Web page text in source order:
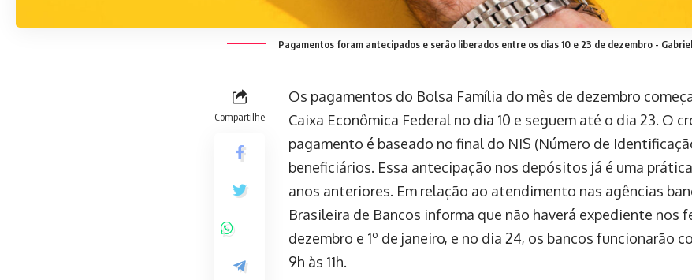
Pagamentos foram antecipados e serão liberados entre os dias 10 e 23 de dezembro -
Compartilhe
Os pagamentos do Bolsa Família do mês de dezembro
Caixa Econômica Federal no dia 10 e seguem até o dia 23. O
pagamento é baseado no final do NIS (Número de
beneficiários. Essa antecipação nos depósitos já é uma
anos anteriores. Em relação ao atendimento nas agências
Brasileira de Bancos informa que não haverá expediente nos
dezembro e 1º de janeiro, e no dia 24, os bancos funcionarão
9h às 11h.